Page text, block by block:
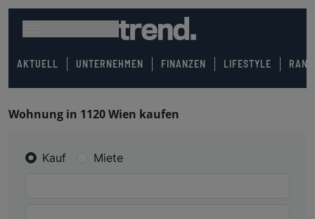
AKTUELL UNTERNEHMEN FINANZEN LIFESTYLE
Wohnung in 1120 Wien kaufen
Kauf Miete